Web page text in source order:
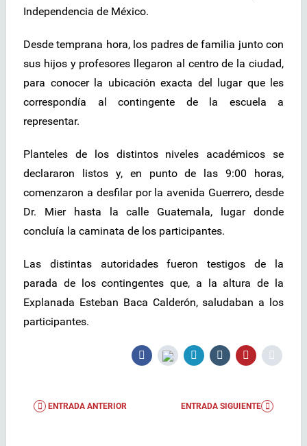
Independencia de México.
Desde temprana hora, los padres de familia junto con
sus hijos y profesores llegaron al centro de la ciudad,
para conocer la ubicación exacta del lugar que les
correspondía al contingente de la escuela a
representar.
Planteles de los distintos niveles académicos se
declararon listos y, en punto de las 9:00 horas,
comenzaron a desfilar por la avenida Guerrero, desde
Dr. Mier hasta la calle Guatemala, lugar donde
concluía la caminata de los participantes.
Las distintas autoridades fueron testigos de la
parada de los contingentes que, a la altura de la
Explanada Esteban Baca Calderón, saludaban a los
participantes.
ENTRADA ANTERIOR ENTRADA SIGUIENTE